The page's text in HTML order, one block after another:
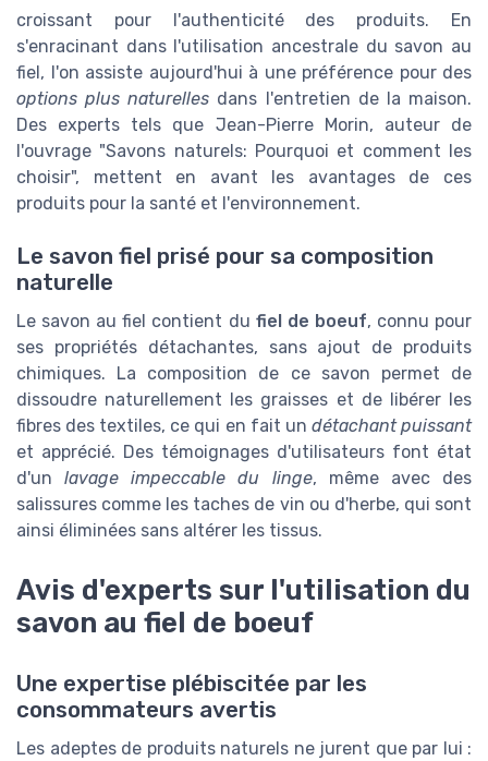
croissant pour l'authenticité des produits. En
s'enracinant dans l'utilisation ancestrale du savon au
fiel, l'on assiste aujourd'hui à une préférence pour des
options plus naturelles dans l'entretien de la maison.
Des experts tels que Jean-Pierre Morin, auteur de
l'ouvrage "Savons naturels: Pourquoi et comment les
choisir", mettent en avant les avantages de ces
produits pour la santé et l'environnement.
Le savon fiel prisé pour sa composition
naturelle
Le savon au fiel contient du fiel de boeuf, connu pour
ses propriétés détachantes, sans ajout de produits
chimiques. La composition de ce savon permet de
dissoudre naturellement les graisses et de libérer les
fibres des textiles, ce qui en fait un détachant puissant
et apprécié. Des témoignages d'utilisateurs font état
d'unlavage impeccable du linge, même avec des
salissures comme les taches de vin ou d'herbe, qui sont
ainsi éliminées sans altérer les tissus.
Avis d'experts sur l'utilisation du
savon au fiel de boeuf
Une expertise plébiscitée par les
consommateurs avertis
Les adeptes de produits naturels ne jurent que par lui :